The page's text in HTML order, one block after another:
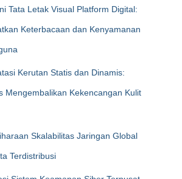
Tata Letak Visual Platform Digital:
Keterbacaan dan Kenyamanan
Kerutan Statis dan Dinamis:
Mengembalikan Kekencangan Kulit
Skalabilitas Jaringan Global
Terdistribusi